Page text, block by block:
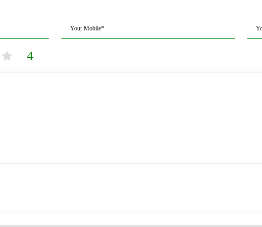
Your Mobile*
4